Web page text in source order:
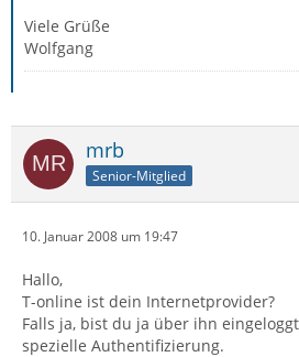
Viele Grüße
Wolfgang
mrb
Senior-Mitglied
10. Januar 2008 um 19:47
Hallo,
T-online ist dein Internetprovider?
Falls ja, bist du ja über ihn
spezielle Authentifizierung.